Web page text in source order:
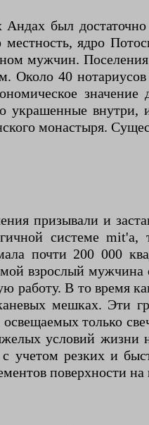
Андах был
ядро
мужчин.
Около 40
украшенные внутри,
монастыря.
призывали и
системе mit'a,
почти 200 000
взрослый
работу. В то время
мешках. Эти
только
условий
с учетом резких и
поверхности